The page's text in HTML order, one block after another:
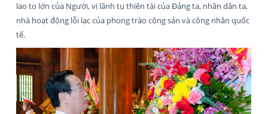
lao to lớn của Người, vị lãnh tụ thiên tài của Đảng ta, nhân dân ta,
nhà hoạt động lỗi lạc của phong trào cộng sản và công nhân quốc
tế.